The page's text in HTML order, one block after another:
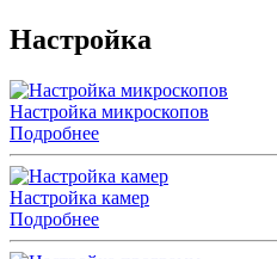
Настройка
Настройка микроскопов
Подробнее
Настройка камер
Подробнее